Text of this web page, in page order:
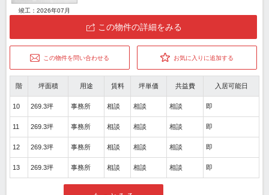
竣工：2026年07月
この物件の詳細をみる
この物件を問い合わせる お気に入りに追加する
階 坪面積 用途 賃料 坪単価 共益費 入居可能日
10 269.3坪 事務所 相談 相談 相談 即
11 269.3坪 事務所 相談 相談 相談 即
12 269.3坪 事務所 相談 相談 相談 即
13 269.3坪 事務所 相談 相談 相談 即